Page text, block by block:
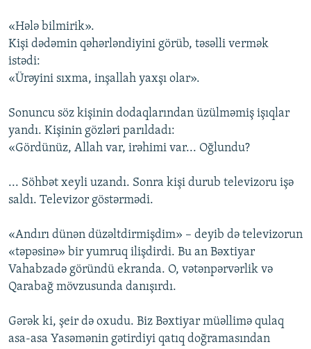
«Hələ bilmirik».
Kişi dədəmin qəhərləndiyini görüb, təsəlli vermək
istədi:
«Ürəyini sıxma, inşallah yaxşı olar».
Sonuncu söz kişinin dodaqlarından üzülməmiş işıqlar
yandı. Kişinin gözləri parıldadı:
«Gördünüz, Allah var, irəhimi var... Oğlundu?
... Söhbət xeyli uzandı. Sonra kişi durub televizoru işə
saldı. Televizor göstərmədi.
«Andırı dünən düzəltdirmişdim» – deyib də televizorun
«təpəsinə» bir yumruq ilişdirdi. Bu an Bəxtiyar
Vahabzadə göründü ekranda. O, vətənpərvərlik və
Qarabağ mövzusunda danışırdı.
Gərək ki, şeir də oxudu. Biz Bəxtiyar müəllimə qulaq
asa-asa Yasəmənin gətirdiyi qatıq doğramasından